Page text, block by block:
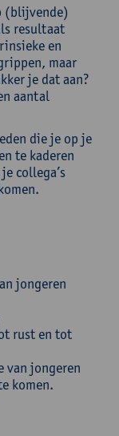
(blijvende)
resultaat
en
maar
je dat aan?
aantal
die je op je
te kaderen
collega’s
jongeren
rust en tot
van jongeren
komen.